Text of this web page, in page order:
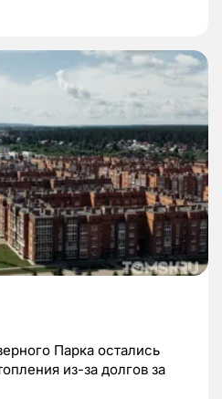
Парка остались
из-за долгов за